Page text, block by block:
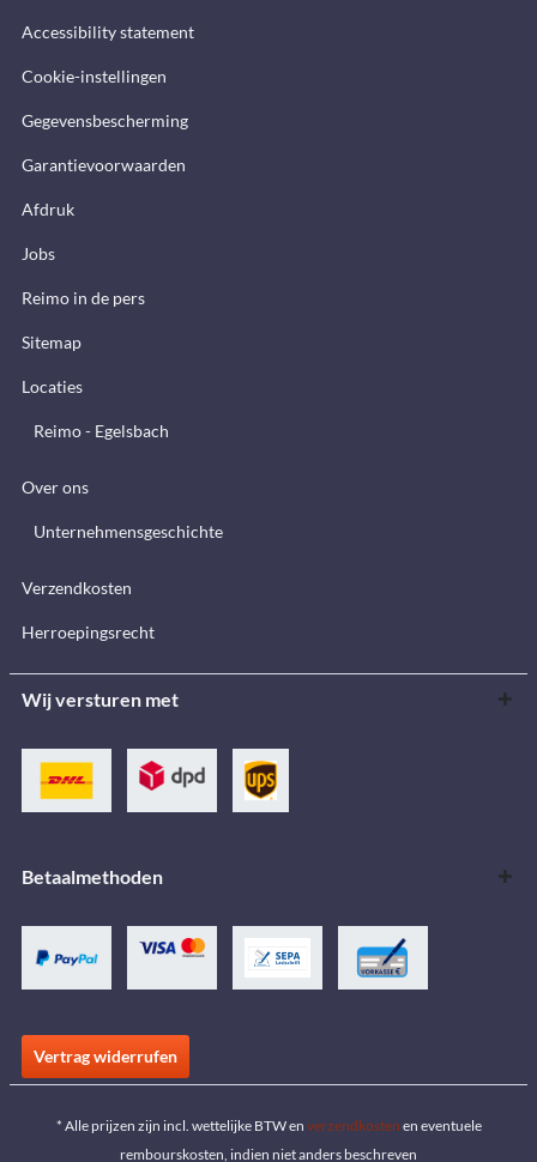
Accessibility statement
Cookie-instellingen
Gegevensbescherming
Garantievoorwaarden
Afdruk
Jobs
Reimo in de pers
Sitemap
Locaties
Reimo - Egelsbach
Over ons
Unternehmensgeschichte
Verzendkosten
Herroepingsrecht
Wij versturen met
Betaalmethoden
Vertrag widerrufen
* Alle prijzen zijn incl. wettelijke BTW en verzendkosten en eventuele
rembourskosten, indien niet anders beschreven